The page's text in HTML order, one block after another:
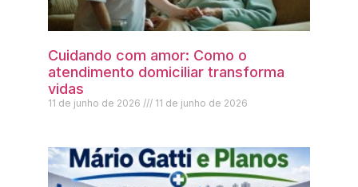
Cuidando com amor: Como o
atendimento domiciliar transforma
vidas
11 de junho de 2026 11 de junho de 2026